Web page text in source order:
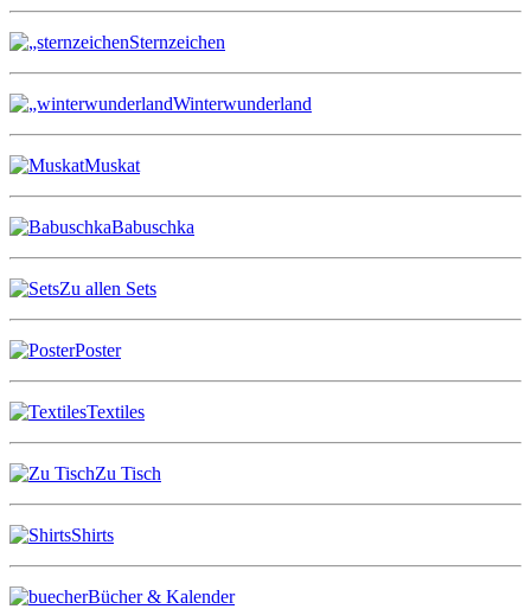
Sternzeichen
Winterwunderland
Muskat
Babuschka
Zu allen Sets
Poster
Textiles
Zu Tisch
Shirts
Bücher & Kalender